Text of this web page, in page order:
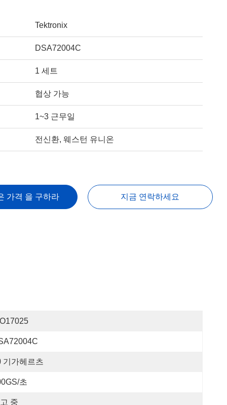
Tektronix
DSA72004C
1 세트
협상 가능
1~3 근무일
전신환, 웨스턴 유니온
가격 을 구하라 지금 연락하세요
기가헤르츠
초
중